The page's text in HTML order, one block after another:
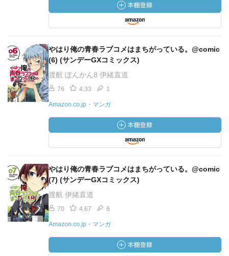
やはり俺の青春ラブコメはまちがっている。@comic
(6) (サンデーGXコミックス)
渡航 ぽんかん8 伊緒直道
76 4.33 1
Amazon.co.jp・マンガ
やはり俺の青春ラブコメはまちがっている。@comic
(7) (サンデーGXコミックス)
渡航 伊緒直道
70 4.67 6
Amazon.co.jp・マンガ